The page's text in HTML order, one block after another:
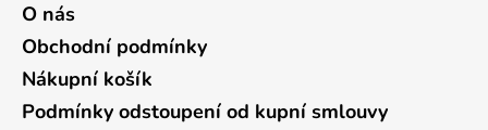
O nás
Obchodní podmínky
Nákupní košík
Podmínky odstoupení od kupní smlouvy